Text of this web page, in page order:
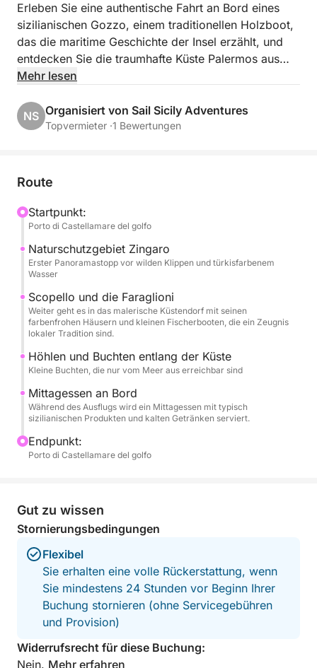
Erleben Sie eine authentische Fahrt an Bord eines
sizilianischen Gozzo, einem traditionellen Holzboot,
das die maritime Geschichte der Insel erzählt, und
entdecken Sie die traumhafte Küste Palermos aus
einer einzigartigen Perspektive.
Die Fahrt führt entlang der Nordküste mit
malerischen Stopps in der Villa Igiea, einem
bekannt für sein türkisfarbenes Wasser und seinen
Während des Ausflugs können Sie sich entspannen
und das Meer genießen. Nutzen Sie die Gelegenheit
zum Schwimmen im kristallklaren Wasser, tanken Sie
Sonne und lauschen Sie den Geschichten der
Region.
An Bord wird Ihnen ein Mittagessen mit typisch
Getränken serviert, um das Erlebnis mit den
abzurunden.
Eine ideale Aktivität für Paare, Familien und kleine
Gruppen – perfekt für alle, die die Küste Palermos
Mehr lesen
NS Organisiert von Sail Sicily Adventures
Topvermieter ·1 Bewertungen
Route
Startpunkt:
Porto di Castellamare del golfo
Naturschutzgebiet Zingaro
Erster Panoramastopp vor wilden Klippen und türkisfarbenem
Wasser
Scopello und die Faraglioni
Weiter geht es in das malerische Küstendorf mit seinen
farbenfrohen Häusern und kleinen Fischerbooten, die ein Zeugnis
lokaler Tradition sind.
Höhlen und Buchten entlang der Küste
Kleine Buchten, die nur vom Meer aus erreichbar sind
Mittagessen an Bord
Während des Ausflugs wird ein Mittagessen mit typisch
sizilianischen Produkten und kalten Getränken serviert.
Endpunkt:
Porto di Castellamare del golfo
Gut zu wissen
Stornierungsbedingungen
Flexibel
Sie erhalten eine volle Rückerstattung, wenn
Sie mindestens 24 Stunden vor Beginn Ihrer
Buchung stornieren (ohne Servicegebühren
und Provision)
Widerrufsrecht für diese Buchung:
Nein. Mehr erfahren